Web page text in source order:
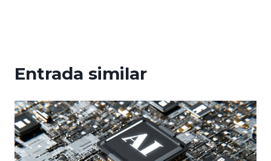
Entrada similar